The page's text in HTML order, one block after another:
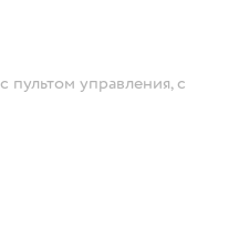
с пультом управления, с